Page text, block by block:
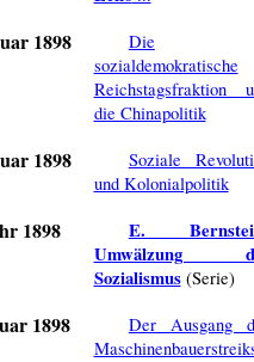
1898
Die
sozialdemokratische
Reichstagsfraktion
die Chinapolitik
1898
Soziale
und Kolonialpolitik
1898
E.
Umwälzung
Sozialismus(Serie)
1898
Der Ausgang